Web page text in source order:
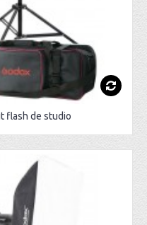
flash de studio